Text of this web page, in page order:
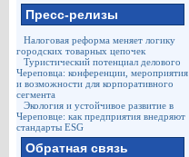
Пресс-релизы
Налоговая реформа меняет логику
городских товарных цепочек
Туристический потенциал делового
Череповца: конференции, мероприятия
и возможности для корпоративного
сегмента
Экология и устойчивое развитие в
Череповце: как предприятия внедряют
стандарты ESG
Обратная связь